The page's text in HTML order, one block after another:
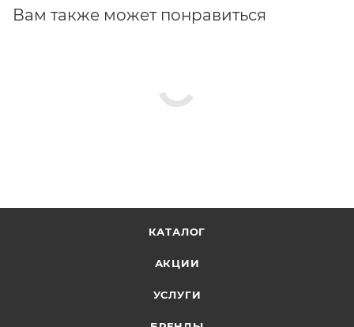
строго выдержаны, благодаря автоматизации
Вам также может понравиться
КАТАЛОГ
АКЦИИ
УСЛУГИ